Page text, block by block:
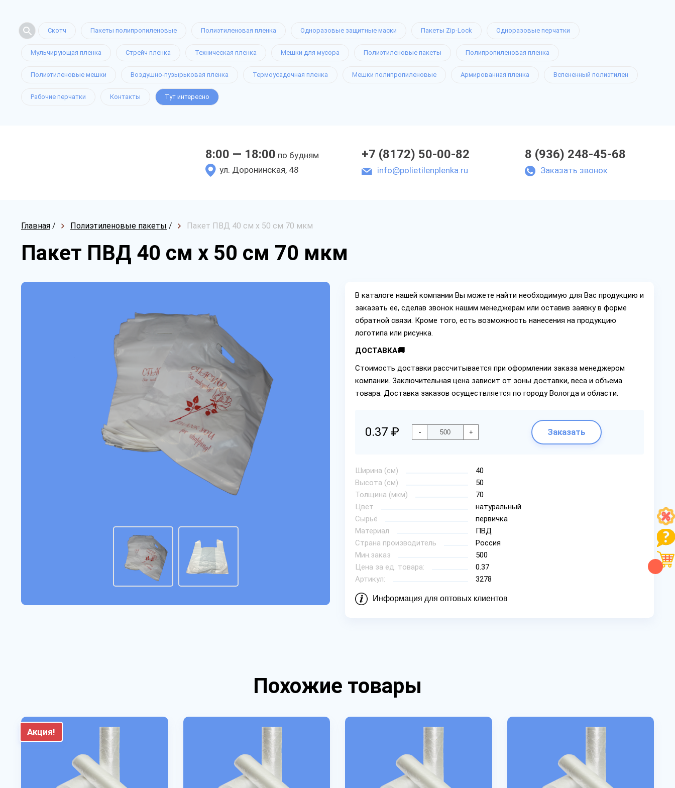
Скотч Пакеты полипропиленовые Полиэтиленовая пленка Одноразовые защитные маски Пакеты Zip-Lock Одноразовые перчатки
Мульчирующая пленка Стрейч пленка Техническая пленка Мешки для мусора Полиэтиленовые пакеты Полипропиленовая пленка
Полиэтиленовые мешки Воздушно-пузырьковая пленка Термоусадочная пленка Мешки полипропиленовые Армированная пленка Вспененный полиэтилен
Рабочие перчатки Контакты Тут интересно
8:00 — 18:00 по будням
ул. Доронинская, 48
+7 (8172) 50-00-82
info@polietilenplenka.ru
8 (936) 248-45-68
Заказать звонок
Главная / Полиэтиленовые пакеты / Пакет ПВД 40 см х 50 см 70 мкм
Пакет ПВД 40 см х 50 см 70 мкм
В каталоге нашей компании Вы можете найти необходимую для Вас продукцию и
заказать ее, сделав звонок нашим менеджерам или оставив заявку в форме
обратной связи. Кроме того, есть возможность нанесения на продукцию
логотипа или рисунка.
ДОСТАВКА🚚
Стоимость доставки рассчитывается при оформлении заказа менеджером
компании. Заключительная цена зависит от зоны доставки, веса и объема
товара. Доставка заказов осуществляется по городу Вологда и области.
0.37 ₽ - + Заказать
Ширина (см)
40
Высота (см)
50
Толщина (мкм)
70
Цвет
натуральный
Сырьё
первичка
Материал
ПВД
Страна производитель
Россия
Мин.заказ
500
Цена за ед. товара:
0.37
Артикул:
3278
Информация для оптовых клиентов
Похожие товары
Акция!